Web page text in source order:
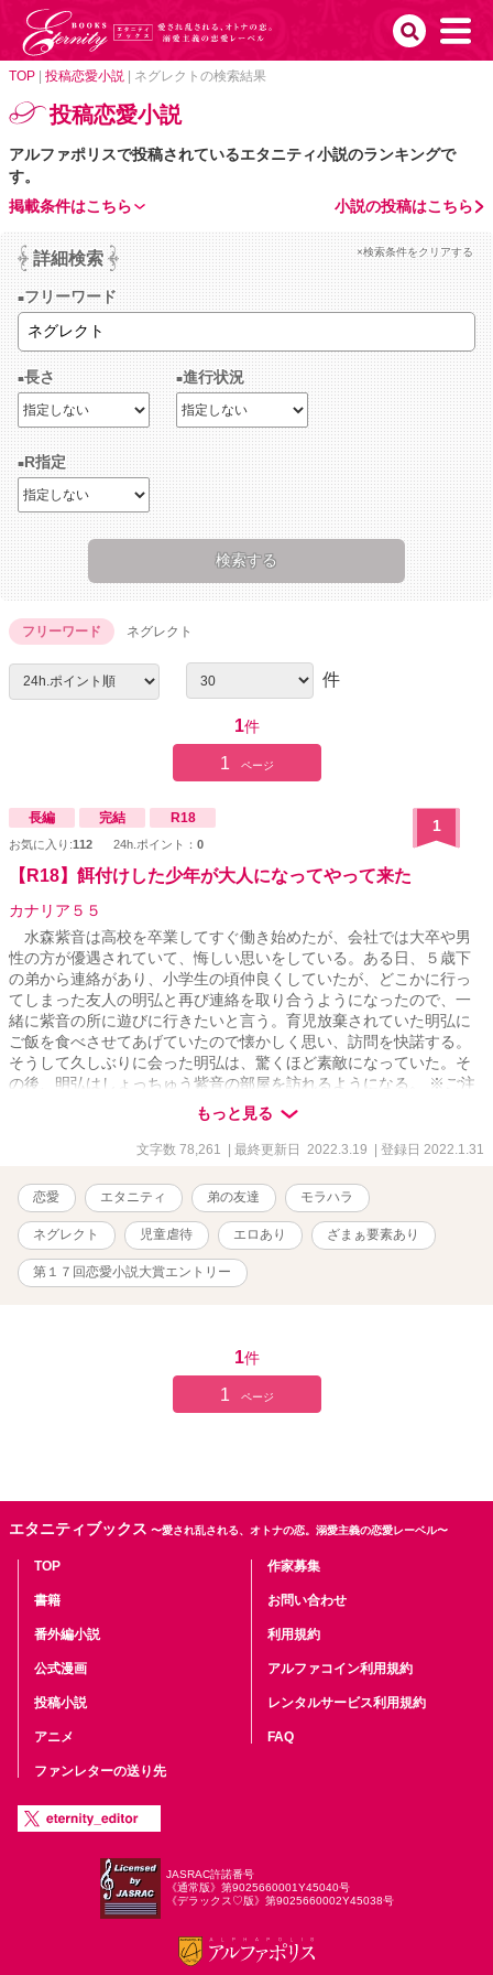
TOP 投稿恋愛小説 ネグレクトの検索結果
投稿恋愛小説
アルファポリスで投稿されているエタニティ小説のランキングで
す。
小説の投稿はこちら
掲載条件はこちら
詳細検索 ×検索条件をクリアする
フリーワード
長さ 進行状況
R指定
フリーワード ネグレクト
件
1件
1 ページ
長編 完結 R18
お気に入り:112 24h.ポイント： 0
1
【R18】餌付けした少年が大人になってやって来た
カナリア５５
水森紫音は高校を卒業してすぐ働き始めたが、会社では大卒や男
性の方が優遇されていて、悔しい思いをしている。ある日、５歳下
の弟から連絡があり、小学生の頃仲良くしていたが、どこかに行っ
てしまった友人の明弘と再び連絡を取り合うようになったので、一
緒に紫音の所に遊びに行きたいと言う。育児放棄されていた明弘に
ご飯を食べさせてあげていたので懐かしく思い、訪問を快諾する。
そうして久しぶりに会った明弘は、驚くほど素敵になっていた。そ
の後、明弘はしょっちゅう紫音の部屋を訪れるようになる。 ※ご注
意下さい※ ネグレクト、いじめ、児童虐待、モラハラ、セクハラ
表現があります。また、そういうタグから『ずっしりとした深い内
容の話』を期待される方もいらっしゃるかもしれませんが、詳細に
すが、予告なしでのエロシーンがあります。スピンオフで「これは
『同期だから』で済まされる事ですか？」があります。よろしけれ
ばそちらもお願いします。誤字脱字修正しましたが、まだ間違いが
ありましたら申し訳ございません。 ※第17回恋愛小説大賞にエント
リーしました。
もっと見る
文字数 78,261 | 最終更新日 2022.3.19 | 登録日 2022.1.31
恋愛 エタニティ 弟の友達 モラハラ
ネグレクト 児童虐待 エロあり ざまぁ要素あり
第１７回恋愛小説大賞エントリー
1件
1 ページ
エタニティブックス 〜愛され乱される、オトナの恋。溺愛主義の恋愛レーベル〜
TOP
書籍
番外編小説
公式漫画
投稿小説
アニメ
ファンレターの送り先
作家募集
お問い合わせ
利用規約
アルファコイン利用規約
レンタルサービス利用規約
FAQ
JASRAC許諾番号
《通常版》第9025660001Y45040号
《デラックス♡版》第9025660002Y45038号